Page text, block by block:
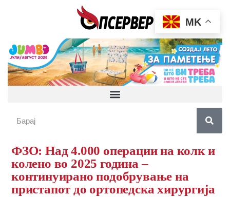
ФЗО: Над 4.000 операции на колк и
колено во 2025 година –
континуирано подобрување на
пристапот до ортопедска хирургија
MK